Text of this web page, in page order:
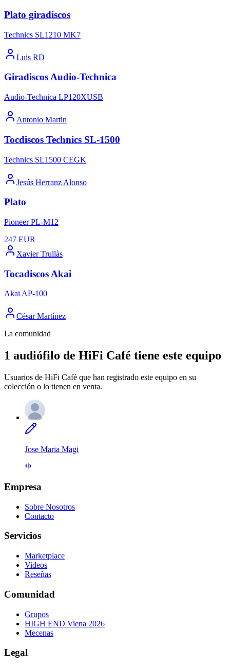
Plato giradiscos
Technics SL1210 MK7
Luis RD
Giradiscos Audio-Technica
Audio-Technica LP120XUSB
Antonio Martin
Tocdiscos Technics SL-1500
Technics SL1500 CEGK
Jesús Herranz Alonso
Plato
Pioneer PL-M12
247 EUR
Xavier Trullàs
Tocadiscos Akai
Akai AP-100
César Martínez
La comunidad
1 audiófilo de HiFi Café tiene este equipo
Usuarios de HiFi Café que han registrado este equipo en su
colección o lo tienen en venta.
Jose Maria Magi
Empresa
Sobre Nosotros
Contacto
Servicios
Marketplace
Videos
Reseñas
Comunidad
Grupos
HIGH END Viena 2026
Mecenas
Legal